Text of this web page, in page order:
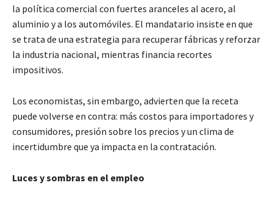
la política comercial con fuertes aranceles al acero, al
aluminio y a los automóviles. El mandatario insiste en que
se trata de una estrategia para recuperar fábricas y reforzar
la industria nacional, mientras financia recortes
impositivos.
Los economistas, sin embargo, advierten que la receta
puede volverse en contra: más costos para importadores y
consumidores, presión sobre los precios y un clima de
incertidumbre que ya impacta en la contratación.
Luces y sombras en el empleo